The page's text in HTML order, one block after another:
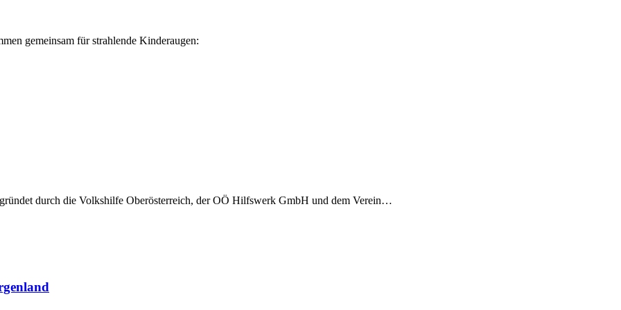
gemeinsam für strahlende Kinderaugen:
durch die Volkshilfe Oberösterreich, der OÖ Hilfswerk GmbH und dem Verein…